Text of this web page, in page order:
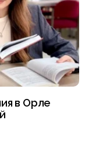
в Орле